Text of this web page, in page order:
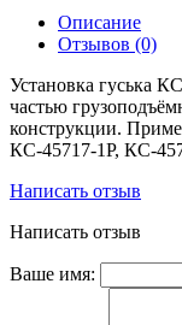
Описание
Отзывов (0)
Установка гуська
частью
конструкции.
КС-45717-1Р, КС-
Написать отзыв
Написать отзыв
Ваше имя: